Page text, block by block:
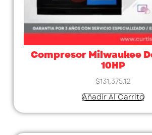
Compresor Milwaukee
10HP
$131,375.12
Añadir Al Carrito